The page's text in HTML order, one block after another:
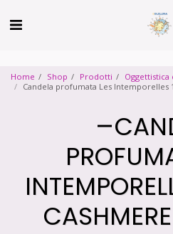
Home Shop Prodotti
Candela profumata Les Intemporelles